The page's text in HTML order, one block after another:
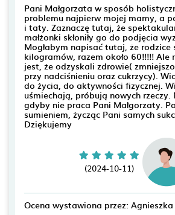
Pani Małgorzata w sposób
problemu najpierw mojej mamy, a
i taty. Zaznaczę tutaj, że
małżonki skłoniły go do podjęcia
Mogłabym napisać tutaj, że
kilogramów, razem około 60!!!!! Ale
jest, że odzyskali zdrowie(
przy nadciśnieniu oraz cukrzycy).
do życia, do aktywności fizycznej.
uśmiechają, próbują nowych rzeczy.
gdyby nie praca Pani Małgorzaty.
sumieniem, życząc Pani samych
Dziękujemy
(2024-10-11)
Ocena wystawiona przez: